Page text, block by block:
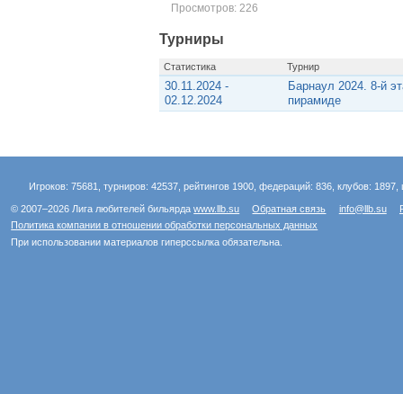
Просмотров: 226
Турниры
Статистика Турнир
30.11.2024 -
02.12.2024
Барнаул 2024. 8-й
пирамиде
Игроков: 75681, турниров: 42537, рейтингов 1900, федераций: 836, клубов:
© 2007–2026 Лига любителей бильярдаwww.llb.su Обратная связь info@llb.su
Политика компании в отношении обработки персональных данных
При использовании материалов гиперссылка обязательна.